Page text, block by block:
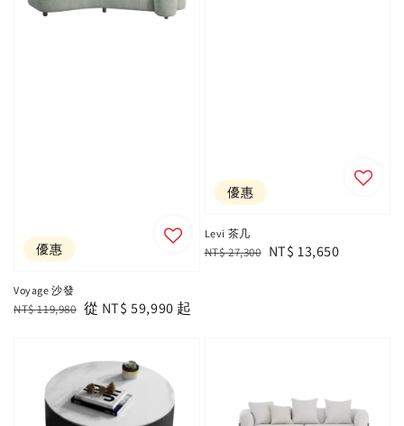
優惠
Voyage 沙發
Regular
NT$ 119,980 Sale
從 NT$ 59,990 起
優惠
Levi 茶几
Regular
NT$ 27,300 Sale
NT$ 13,650